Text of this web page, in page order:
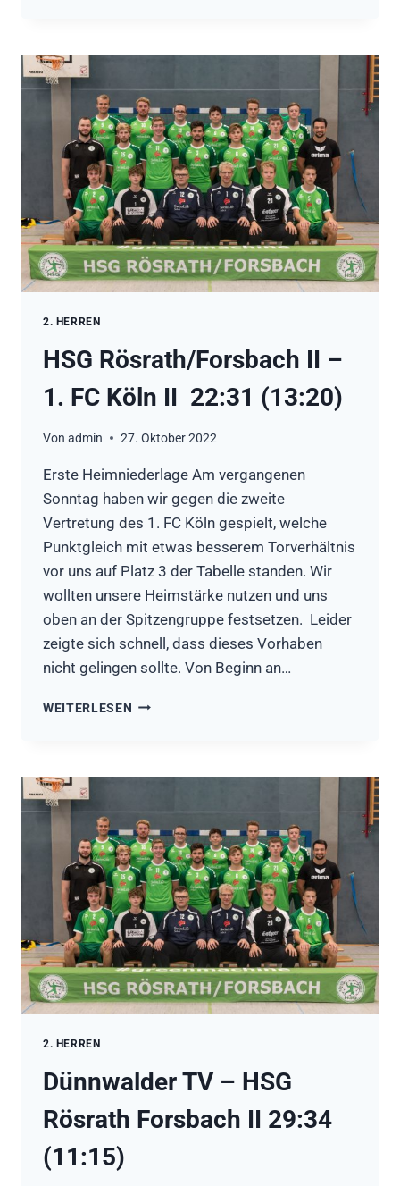
TV
KÖLN-
WAHN
III
26:19
(13:11)
2. HERREN
HSG Rösrath/Forsbach II –
1. FC Köln II 22:31 (13:20)
Von admin 27. Oktober 2022
Erste Heimniederlage Am vergangenen
Sonntag haben wir gegen die zweite
Vertretung des 1. FC Köln gespielt, welche
Punktgleich mit etwas besserem Torverhältnis
vor uns auf Platz 3 der Tabelle standen. Wir
wollten unsere Heimstärke nutzen und uns
oben an der Spitzengruppe festsetzen. Leider
zeigte sich schnell, dass dieses Vorhaben
nicht gelingen sollte. Von Beginn an…
WEITERLESEN HSG
1.
KÖLN
II
22:31
(13:20)
2. HERREN
Dünnwalder TV – HSG
Rösrath Forsbach II 29:34
(11:15)